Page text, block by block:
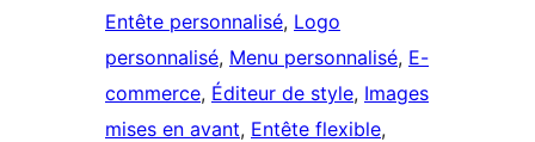
Entête personnalisé, Logo
personnalisé, Menu personnalisé, E-
commerce, Éditeur de style, Images
mises en avant, Entête flexible